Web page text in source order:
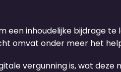
inhoudelijke bijdrage
omvat onder meer het
vergunning is, wat deze